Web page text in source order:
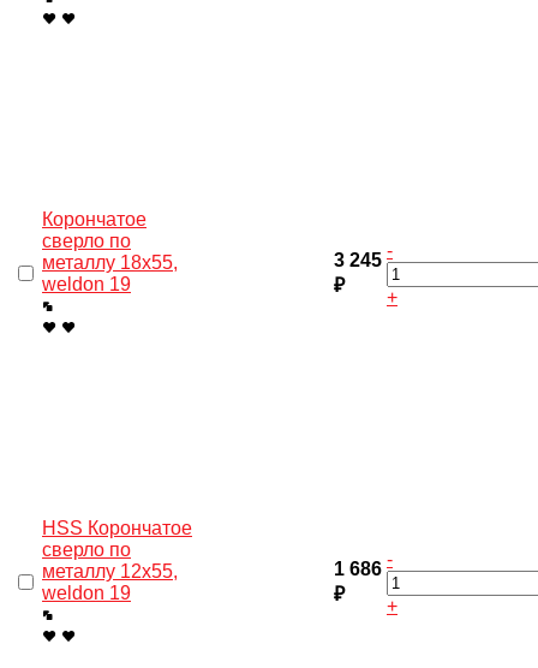
Корончатое
сверло по
металлу 18x55,
weldon 19
3 245
₽
-
+
HSS Корончатое
сверло по
металлу 12x55,
weldon 19
1 686
₽
-
+